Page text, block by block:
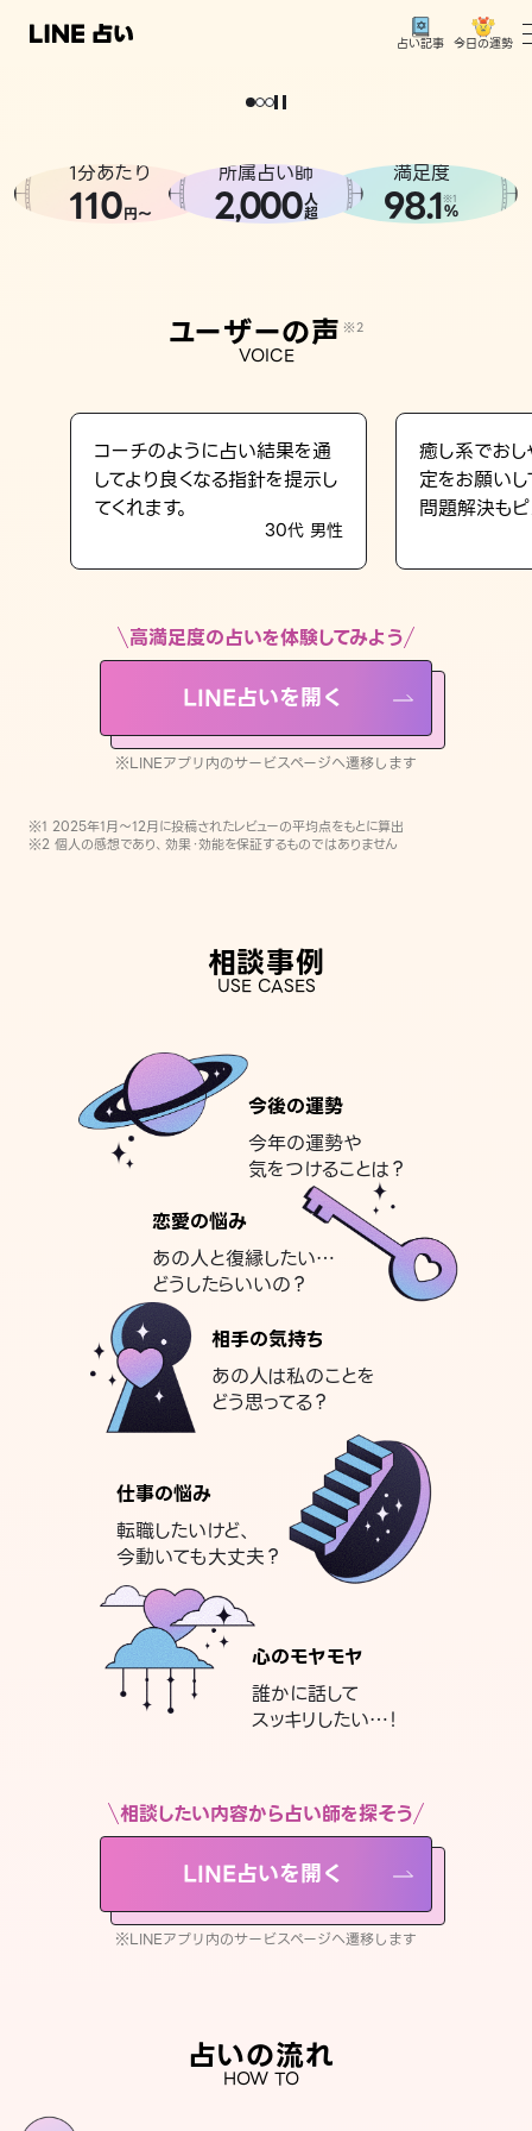
占い記事 今日の運勢
相談事例
LINE占いを開く
※LINEアプリ内のサービスページへ遷移します
どうせなら
。
1分あたり
110円〜
所属占い師
2,000人
超
満足度
98.1※1
%
ユーザーの声 ※2
VOICE
コーチのように占い結果を通
してより良くなる指針を提示し
てくれます。
30代 男性
癒し系でおし
定をお願い
問題解決もピ
高満足度の占いを体験してみよう
LINE占いを開く
※LINEアプリ内のサービスページへ遷移します
※1 2025年1月〜12月に投稿されたレビューの平均点をもとに算出
※2 個人の感想であり、効果・効能を保証するものではありません
相談事例
USE CASES
今後の運勢
今年の運勢や
気をつけることは？
恋愛の悩み
あの人と復縁したい…
どうしたらいいの？
相手の気持ち
あの人は私のことを
どう思ってる？
仕事の悩み
転職したいけど、
今動いても大丈夫？
心のモヤモヤ
誰かに話して
スッキリしたい…！
相談したい内容から占い師を探そう
LINE占いを開く
※LINEアプリ内のサービスページへ遷移します
占いの流れ
HOW TO